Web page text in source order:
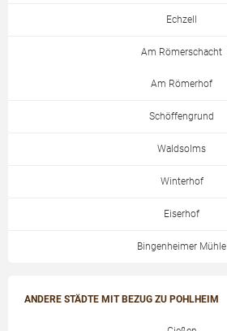
Echzell
Am Römerschacht
Am Römerhof
Schöffengrund
Waldsolms
Winterhof
Eiserhof
Bingenheimer Mühle
ANDERE STÄDTE MIT BEZUG ZU POHLHEIM